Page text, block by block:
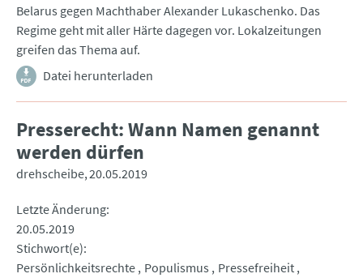
Belarus gegen Machthaber Alexander Lukaschenko. Das
Regime geht mit aller Härte dagegen vor. Lokalzeitungen
greifen das Thema auf.
Datei herunterladen
Presserecht: Wann Namen genannt
werden dürfen
drehscheibe 20.05.2019
Letzte Änderung
20.05.2019
Stichwort(e)
Persönlichkeitsrechte Populismus Pressefreiheit